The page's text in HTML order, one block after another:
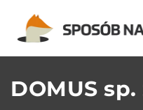
DOMUS